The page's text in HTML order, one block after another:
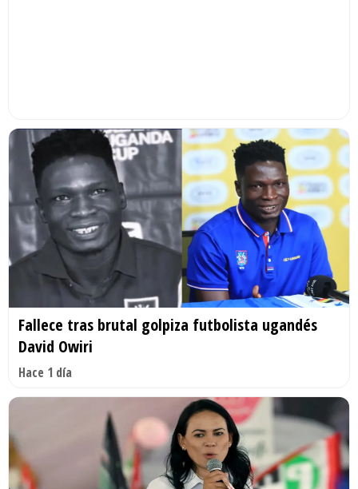
Fallece tras brutal golpiza futbolista ugandés
David Owiri
Hace 1 día